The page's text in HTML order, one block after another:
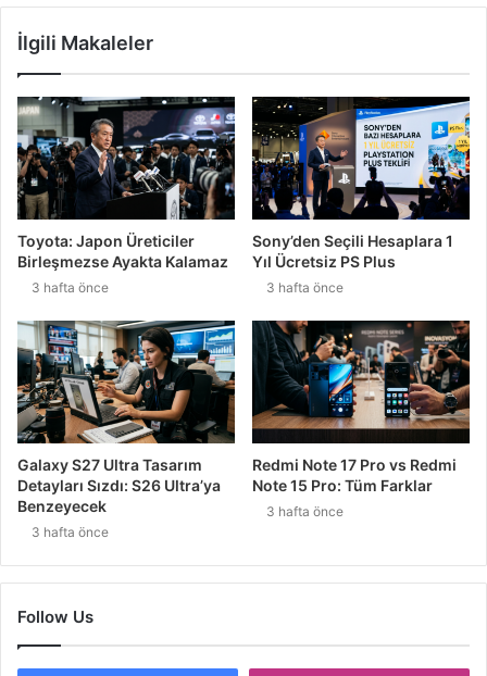
İlgili Makaleler
Toyota: Japon Üreticiler
Birleşmezse Ayakta Kalamaz
3 hafta önce
Sony’den Seçili Hesaplara 1
Yıl Ücretsiz PS Plus
3 hafta önce
Galaxy S27 Ultra Tasarım
Detayları Sızdı: S26 Ultra’ya
Benzeyecek
3 hafta önce
Redmi Note 17 Pro vs Redmi
Note 15 Pro: Tüm Farklar
3 hafta önce
Follow Us